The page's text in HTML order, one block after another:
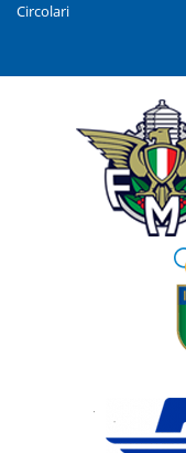
Circolari